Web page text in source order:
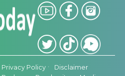
Privacy Policy
Disclaimer